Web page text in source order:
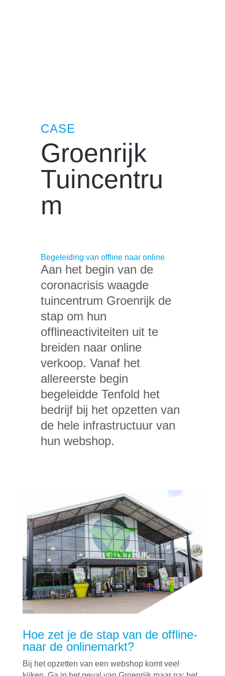
CASE
Groenrijk
Tuincentru
m
Begeleiding van offline naar online
Aan het begin van de
coronacrisis waagde
tuincentrum Groenrijk de
stap om hun
offlineactiviteiten uit te
breiden naar online
verkoop. Vanaf het
allereerste begin
begeleidde Tenfold het
bedrijf bij het opzetten van
de hele infrastructuur van
hun webshop.
Hoe zet je de stap van de offline-
naar de onlinemarkt?
Bij het opzetten van een webshop komt veel